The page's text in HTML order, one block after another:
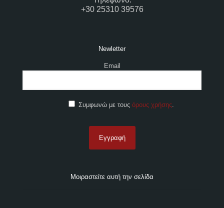
+30 25310 39576
Newletter
Email
Συμφωνώ με τους όρους χρήσης
Μοιραστείτε αυτή την σελίδα